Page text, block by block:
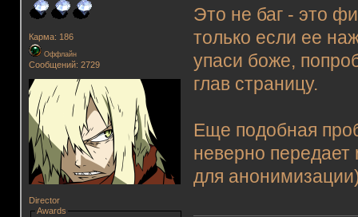
Карма: 186
Оффлайн
Сообщений: 2729
Director
Awards
Это не баг - это
только если ее
упаси боже,
глав страницу.
Еще подобная
неверно
для